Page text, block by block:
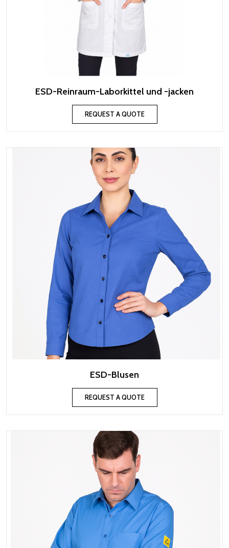
ESD-Reinraum-Laborkittel und -jacken
REQUEST A QUOTE
ESD-Blusen
REQUEST A QUOTE